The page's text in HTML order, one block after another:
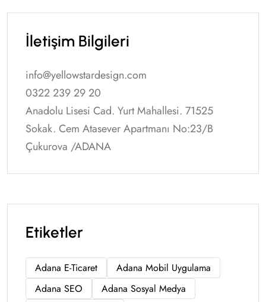
İletişim Bilgileri
info@yellowstardesign.com
0322 239 29 20
Anadolu Lisesi Cad. Yurt Mahallesi. 71525
Sokak. Cem Atasever Apartmanı No:23/B
Çukurova /ADANA
Etiketler
Adana E-Ticaret
Adana Mobil Uygulama
Adana SEO
Adana Sosyal Medya